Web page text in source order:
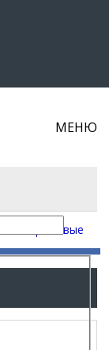
МЕНЮ
Поршневые